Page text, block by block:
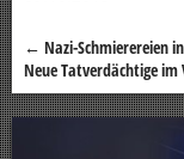
Beitragsnavigation
← Nazi-Schmierereien
Neue Tatverdächtige im